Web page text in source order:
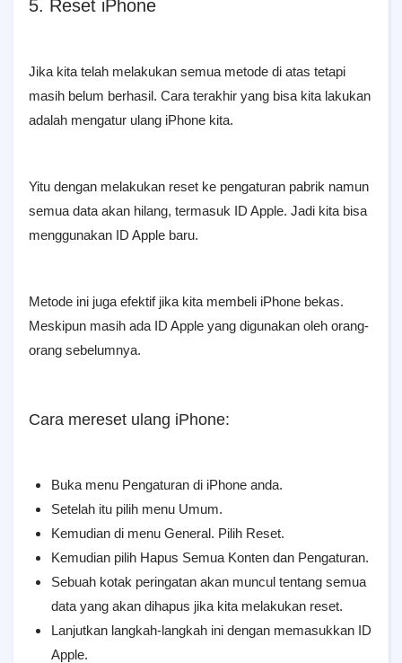
5. Reset iPhone
Jika kita telah melakukan semua metode di atas tetapi
masih belum berhasil. Cara terakhir yang bisa kita lakukan
adalah mengatur ulang iPhone kita.
Yitu dengan melakukan reset ke pengaturan pabrik namun
semua data akan hilang, termasuk ID Apple. Jadi kita bisa
menggunakan ID Apple baru.
Metode ini juga efektif jika kita membeli iPhone bekas.
Meskipun masih ada ID Apple yang digunakan oleh orang-
orang sebelumnya.
Cara mereset ulang iPhone:
Buka menu Pengaturan di iPhone anda.
Setelah itu pilih menu Umum.
Kemudian di menu General. Pilih Reset.
Kemudian pilih Hapus Semua Konten dan Pengaturan.
Sebuah kotak peringatan akan muncul tentang semua
data yang akan dihapus jika kita melakukan reset.
Lanjutkan langkah-langkah ini dengan memasukkan ID
Apple.